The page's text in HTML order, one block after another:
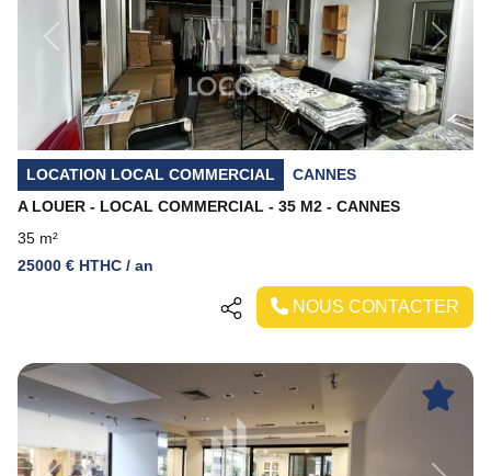
Previous Next
LOCATION LOCAL COMMERCIAL
CANNES
A LOUER - LOCAL COMMERCIAL - 35 M2 - CANNES
35 m²
25000 € HTHC / an
NOUS CONTACTER